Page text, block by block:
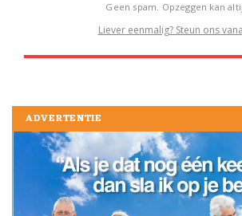
Geen spam. Opzeggen kan
Liever eenmalig? Steun ons
ADVERTENTIE